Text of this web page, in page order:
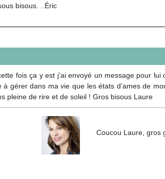
bisous. ..Éric
fois ça y est j’ai envoyé un message pour
à gérer dans ma vie que les états d’ames de
pleine de rire et de soleil ! Gros bisous Laure
Coucou Laure, gros